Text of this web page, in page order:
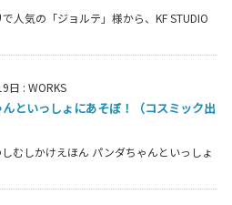
人気の「ジョルテ」様から、KF STUDIO
日 : WORKS
といっしょにあそぼ！（コスミック出
むしかけえほん パンダちゃんといっしょ